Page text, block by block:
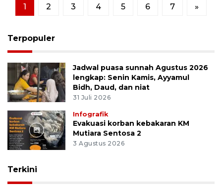
1 2 3 4 5 6 7 »
Terpopuler
Jadwal puasa sunnah Agustus 2026
lengkap: Senin Kamis, Ayyamul
Bidh, Daud, dan niat
31 Juli 2026
Infografik
Evakuasi korban kebakaran KM
Mutiara Sentosa 2
3 Agustus 2026
Terkini